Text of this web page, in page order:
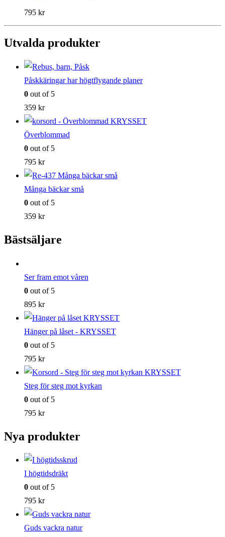
795 kr
Utvalda produkter
Påskkäringar har högtflygande planer
0 out of 5
359 kr
Överblommad
0 out of 5
795 kr
Många bäckar små
0 out of 5
359 kr
Bästsäljare
Ser fram emot våren
0 out of 5
895 kr
Hänger på låset - KRYSSET
0 out of 5
795 kr
Steg för steg mot kyrkan
0 out of 5
795 kr
Nya produkter
I högtidsdräkt
0 out of 5
795 kr
Guds vackra natur